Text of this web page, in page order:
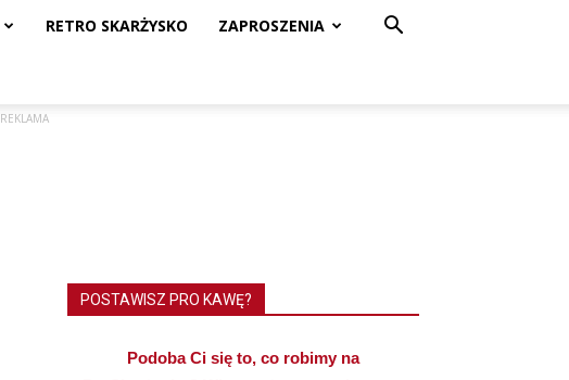
RETRO SKARŻYSKO ZAPROSZENIA
REKLAMA
POSTAWISZ PRO KAWĘ?
Podoba Ci się to, co robimy na